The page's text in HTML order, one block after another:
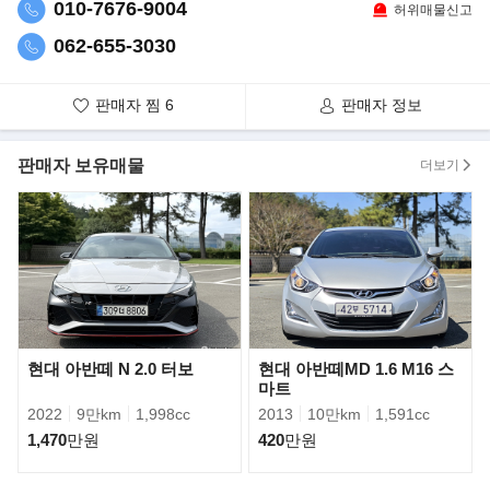
- 옵션으로 네비게이션/후방카메라/오토라이트/자동슬라이딩도어/
열선.전동.통풍시트 등..
신형 카니발의 차체는 이전 모델보다 전고는 40mm 가량 낮아지고
전장은 15mm 짧아진 반면 휠베이스는 40mm
010-7676-9004
062-655-3030
허위매물신고
판매자 찜 6 판매자 정보
판매자 보유매물 더보기
현대 아반떼 N 2.0 터보
2022 9만km 1,998cc
1,470만원
현대 아반떼MD 1.6 M16 스
마트
2013 10만km 1,591cc
420만원